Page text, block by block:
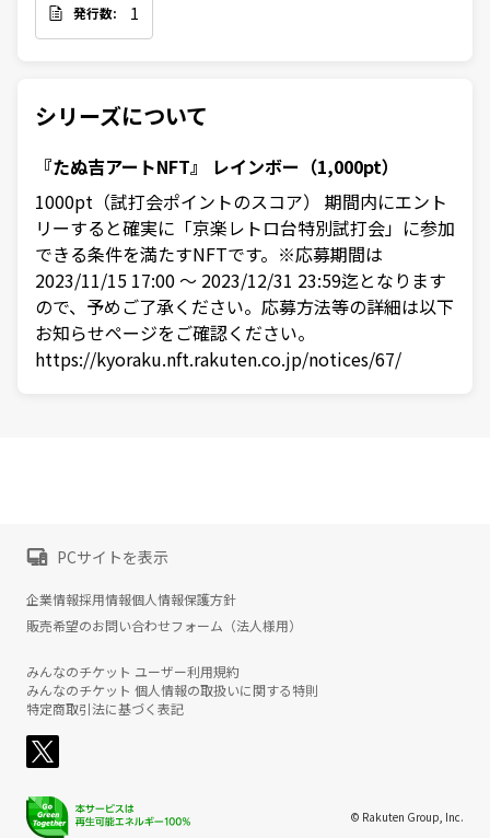
発行数: 1
シリーズについて
『たぬ吉アートNFT』 レインボー（1,000pt）
1000pt（試打会ポイントのスコア） 期間内にエント
リーすると確実に「京楽レトロ台特別試打会」に参加
できる条件を満たすNFTです。※応募期間は
2023/11/15 17:00 ～ 2023/12/31 23:59迄となります
ので、予めご了承ください。応募方法等の詳細は以下
お知らせページをご確認ください。
https://kyoraku.nft.rakuten.co.jp/notices/67/
PCサイトを表示
企業情報採用情報個人情報保護方針
販売希望のお問い合わせフォーム（法人様用）
みんなのチケット ユーザー利用規約
みんなのチケット 個人情報の取扱いに関する特則
特定商取引法に基づく表記
© Rakuten Group, Inc.